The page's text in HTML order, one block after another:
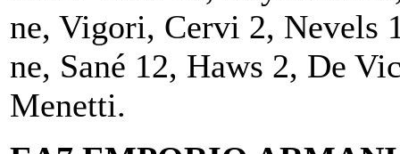
ne, Vigori, Cervi 2, Nevels
ne, Sané 12, Haws 2, De
Menetti.